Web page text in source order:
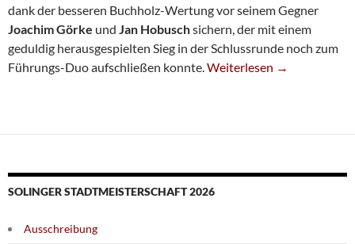
dank der besseren Buchholz-Wertung vor seinem Gegner
Joachim Görke und Jan Hobuschsichern, der mit einem
geduldig herausgespielten Sieg in der Schlussrunde noch zum
Führungs-Duo aufschließen konnte.Oliver Kniest Wird
Weiterlesen →
SOLINGER STADTMEISTERSCHAFT 2026
Ausschreibung